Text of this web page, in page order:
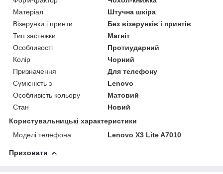
Матеріал
Штучна шкіра
Візерунки і принти
Без візерунків і принтів
Тип застежки
Магніт
Особливості
Протиударний
Колір
Чорний
Призначення
Для телефону
Сумісність з
Lenovo
Особливість кольору
Матовий
Стан
Новий
Користувальницькі характеристики
Моделі телефона
Lenovo X3 Lite A7010
Приховати